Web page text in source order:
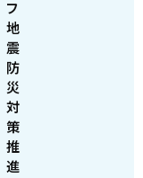
フ
地
震
防
災
対
策
推
進